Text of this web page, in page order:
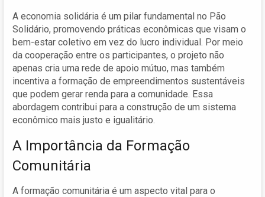
A economia solidária é um pilar fundamental no Pão
Solidário, promovendo práticas econômicas que visam o
bem-estar coletivo em vez do lucro individual. Por meio
da cooperação entre os participantes, o projeto não
apenas cria uma rede de apoio mútuo, mas também
incentiva a formação de empreendimentos sustentáveis
que podem gerar renda para a comunidade. Essa
abordagem contribui para a construção de um sistema
econômico mais justo e igualitário.
A Importância da Formação
Comunitária
A formação comunitária é um aspecto vital para o